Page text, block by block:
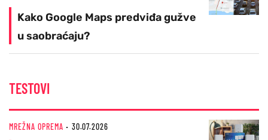
Kako Google Maps predviđa gužve
u saobraćaju?
TESTOVI
MREŽNA OPREMA 30.07.2026